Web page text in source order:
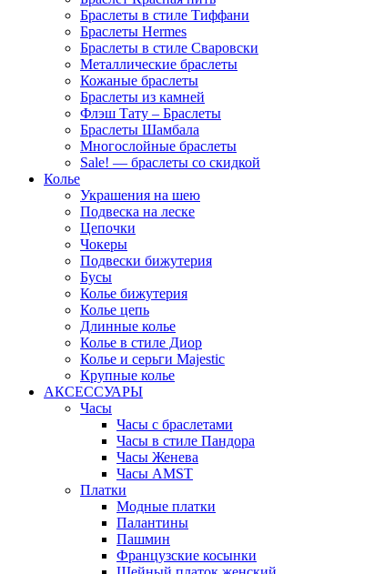
Браслеты в стиле Тиффани
Браслеты Hermes
Браслеты в стиле Сваровски
Металлические браслеты
Кожаные браслеты
Браслеты из камней
Флэш Тату – Браслеты
Браслеты Шамбала
Многослойные браслеты
Sale! — браслеты со скидкой
Колье
Украшения на шею
Подвеска на леске
Цепочки
Чокеры
Подвески бижутерия
Бусы
Колье бижутерия
Колье цепь
Длинные колье
Колье в стиле Диор
Колье и серьги Majestic
Крупные колье
АКСЕССУАРЫ
Часы
Часы с браслетами
Часы в стиле Пандора
Часы Женева
Часы AMST
Платки
Модные платки
Палантины
Пашмин
Французские косынки